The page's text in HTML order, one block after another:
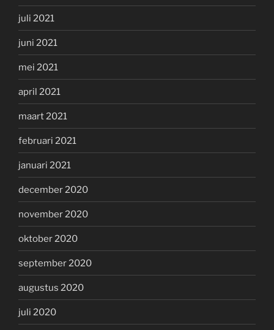
juli 2021
juni 2021
mei 2021
april 2021
maart 2021
februari 2021
januari 2021
december 2020
november 2020
oktober 2020
september 2020
augustus 2020
juli 2020